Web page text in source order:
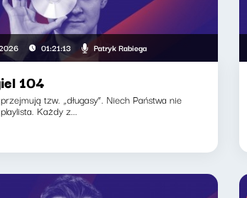
01:21:13 Patryk Rabiega
104
tzw. „długasy”. Niech Państwa nie
Każdy z...